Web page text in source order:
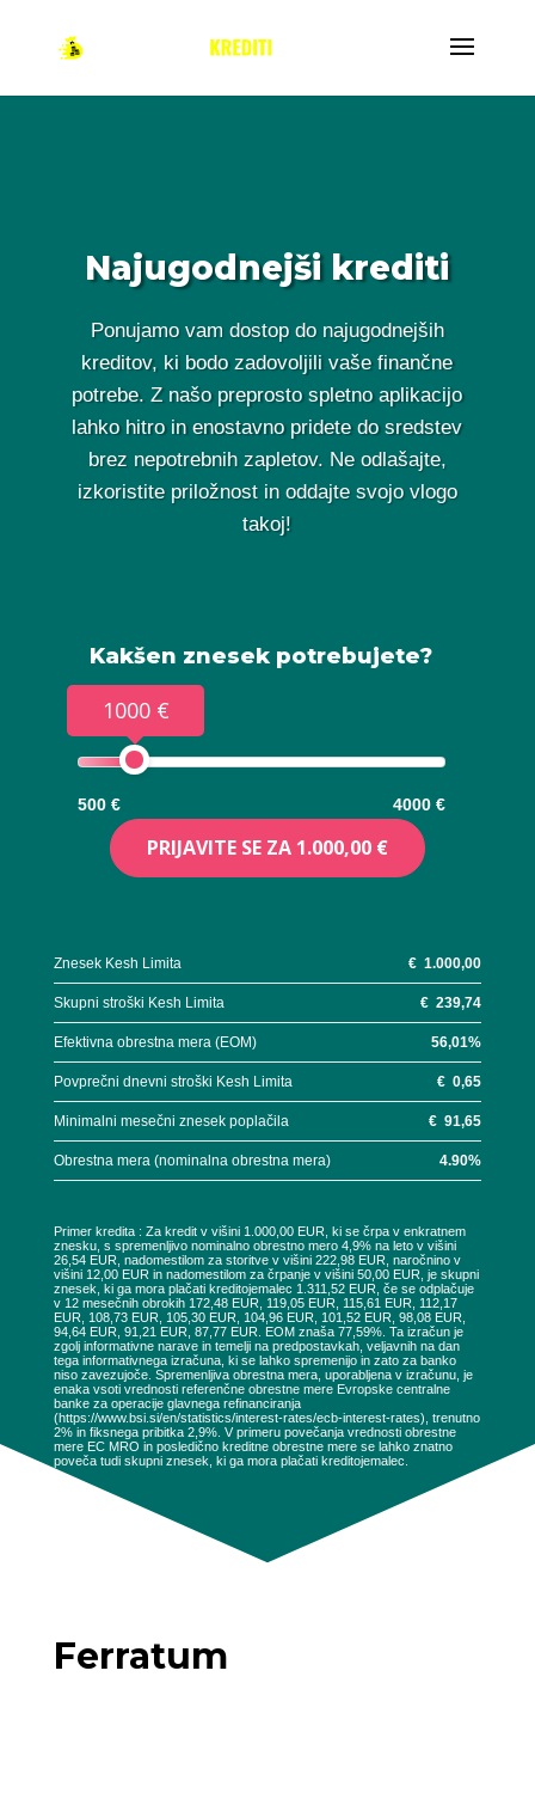
Najugodnejši krediti
Ponujamo vam dostop do najugodnejših
kreditov, ki bodo zadovoljili vaše finančne
potrebe. Z našo preprosto spletno aplikacijo
lahko hitro in enostavno pridete do sredstev
brez nepotrebnih zapletov. Ne odlašajte,
izkoristite priložnost in oddajte svojo vlogo
takoj!
Kakšen znesek potrebujete?
1000 €
500 € 4000 €
PRIJAVITE SE ZA 1.000,00 €
Znesek Kesh Limita €1.000,00
Skupni stroški Kesh Limita €239,74
Efektivna obrestna mera (EOM) 56,01%
Povprečni dnevni stroški Kesh Limita €0,65
Minimalni mesečni znesek poplačila €91,65
Obrestna mera (nominalna obrestna mera) 4.90%
Primer kredita : Za kredit v višini 1.000,00 EUR, ki se črpa v enkratnem
znesku, s spremenljivo nominalno obrestno mero 4,9% na leto v višini
26,54 EUR, nadomestilom za storitve v višini 222,98 EUR, naročnino v
višini 12,00 EUR in nadomestilom za črpanje v višini 50,00 EUR, je skupni
znesek, ki ga mora plačati kreditojemalec 1.311,52 EUR, če se odplačuje
v 12 mesečnih obrokih 172,48 EUR, 119,05 EUR, 115,61 EUR, 112,17
EUR, 108,73 EUR, 105,30 EUR, 104,96 EUR, 101,52 EUR, 98,08 EUR,
94,64 EUR, 91,21 EUR, 87,77 EUR. EOM znaša 77,59%. Ta izračun je
zgolj informativne narave in temelji na predpostavkah, veljavnih na dan
tega informativnega izračuna, ki se lahko spremenijo in zato za banko
niso zavezujoče. Spremenljiva obrestna mera, uporabljena v izračunu, je
enaka vsoti vrednosti referenčne obrestne mere Evropske centralne
banke za operacije glavnega refinanciranja
(https://www.bsi.si/en/statistics/interest-rates/ecb-interest-rates), trenutno
2% in fiksnega pribitka 2,9%. V primeru povečanja vrednosti obrestne
mere EC MRO in posledično kreditne obrestne mere se lahko znatno
poveča tudi skupni znesek, ki ga mora plačati kreditojemalec.
Ferratum